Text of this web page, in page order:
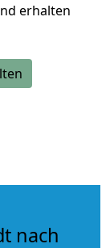
erhalten
nach